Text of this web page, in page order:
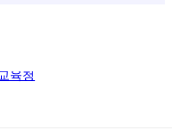
육청
는길
Rights Reserved.